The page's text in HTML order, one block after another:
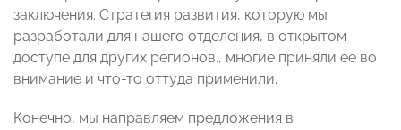
заключения. Стратегия развития, которую мы
разработали для нашего отделения, в открытом
доступе для других регионов., многие приняли ее во
внимание и что-то оттуда применили.
Конечно, мы направляем предложения в